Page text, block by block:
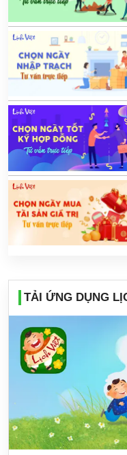
TẢI ỨNG DỤNG